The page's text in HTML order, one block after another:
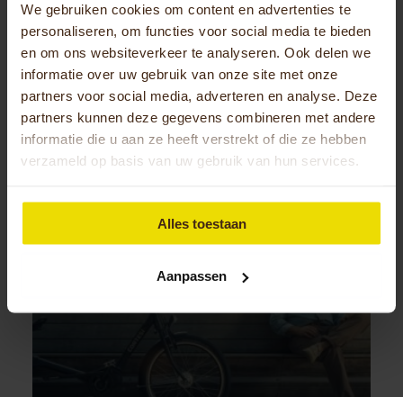
We gebruiken cookies om content en advertenties te
personaliseren, om functies voor social media te bieden
en om ons websiteverkeer te analyseren. Ook delen we
informatie over uw gebruik van onze site met onze
partners voor social media, adverteren en analyse. Deze
partners kunnen deze gegevens combineren met andere
informatie die u aan ze heeft verstrekt of die ze hebben
verzameld op basis van uw gebruik van hun services.
Alles toestaan
Aanpassen
SPEZI, Specialradmesse
(Duitsland)
Events